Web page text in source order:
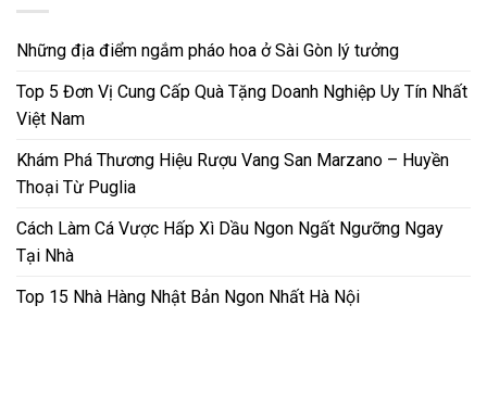
Những địa điểm ngắm pháo hoa ở Sài Gòn lý tưởng
Top 5 Đơn Vị Cung Cấp Quà Tặng Doanh Nghiệp Uy Tín Nhất
Việt Nam
Khám Phá Thương Hiệu Rượu Vang San Marzano – Huyền
Thoại Từ Puglia
Cách Làm Cá Vược Hấp Xì Dầu Ngon Ngất Ngưỡng Ngay
Tại Nhà
Top 15 Nhà Hàng Nhật Bản Ngon Nhất Hà Nội